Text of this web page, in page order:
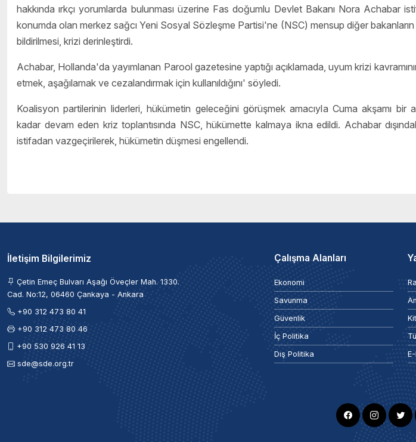
hakkında ırkçı yorumlarda bulunması üzerine Fas doğumlu Devlet Bakanı Nora Achabar
konumda olan merkez sağcı Yeni Sosyal Sözleşme Partisi'ne (NSC) mensup diğer
bildirilmesi, krizi derinleştirdi.
Achabar, Hollanda'da yayımlanan Parool gazetesine yaptığı açıklamada, uyum krizi
etmek, aşağılamak ve cezalandırmak için kullanıldığını' söyledi.
Koalisyon partilerinin liderleri, hükümetin geleceğini görüşmek amacıyla Cuma akşamı bir
kadar devam eden kriz toplantısında NSC, hükümette kalmaya ikna edildi. Achabar
istifadan vazgeçirilerek, hükümetin düşmesi engellendi.
İletişim Bilgilerimiz
Çetin Emeç Bulvarı Aşağı Öveçler Mah. 1330.
Cad. No:12, 06460 Çankaya - Ankara
+90 312 473 80 41
+90 312 473 80 46
+90 530 926 41 13
sde@sde.org.tr
Çalışma Alanları
Ekonomi
Savunma
Güvenlik
İç Politika
Dış Politika